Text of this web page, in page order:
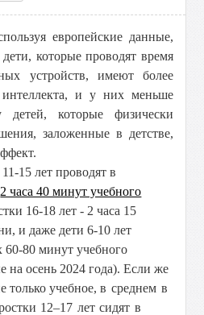
европейские данные,
которые проводят время
устройств, имеют более
и у них меньше
которые физически
заложенные в детстве,
15 лет проводят в
2 часа 40 минут учебного
16-18 лет - 2 часа 15
и даже дети 6-10 лет
60-80 минут учебного
на осень 2024 года). Если же
только учебное,в среднем в
12–17 лет сидят в